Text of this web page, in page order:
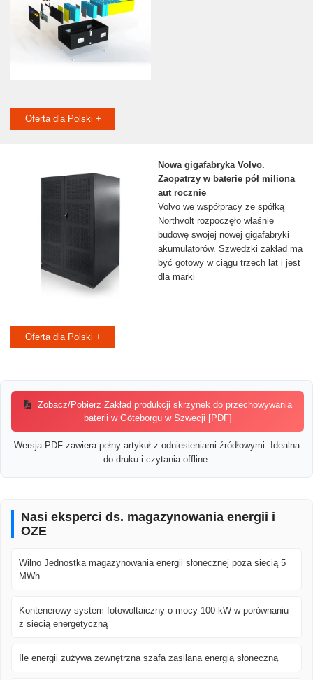
Oferta dla Polski +
Nowa gigafabryka Volvo.
Zaopatrzy w baterie pół miliona
aut rocznie
Volvo we współpracy ze spółką
Northvolt rozpoczęło właśnie
budowę swojej nowej gigafabryki
akumulatorów. Szwedzki zakład ma
być gotowy w ciągu trzech lat i jest
dla marki
Oferta dla Polski +
Zobacz/Pobierz Zakład produkcji skrzynek do przechowywania
baterii w Göteborgu w Szwecji [PDF]
Wersja PDF zawiera pełny artykuł z odniesieniami źródłowymi. Idealna
do druku i czytania offline.
Nasi eksperci ds. magazynowania energii i
OZE
Wilno Jednostka magazynowania energii słonecznej poza siecią 5
MWh
Kontenerowy system fotowoltaiczny o mocy 100 kW w porównaniu
z siecią energetyczną
Ile energii zużywa zewnętrzna szafa zasilana energią słoneczną